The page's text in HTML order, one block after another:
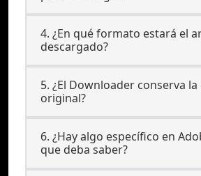
4. ¿En qué formato estará el
descargado?
5. ¿El Downloader conserva la
original?
6. ¿Hay algo específico en
que deba saber?